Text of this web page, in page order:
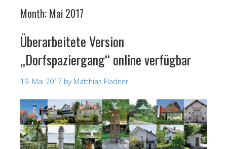
Month: Mai 2017
Überarbeitete Version
„Dorfspaziergang“ online verfügbar
19. Mai 2017 by Matthias Fladner